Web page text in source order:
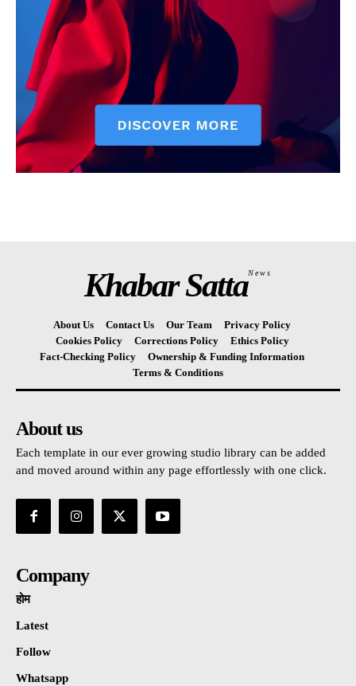
Khabar SattaNews
About Us Contact Us Our Team
Privacy Policy
Cookies Policy
Corrections Policy
Ethics Policy
Fact-Checking Policy
Ownership & Funding Information
Terms & Conditions
About us
Each template in our ever growing studio library can be added
and moved around within any page effortlessly with one click.
Company
होम
Latest
Follow
Whatsapp